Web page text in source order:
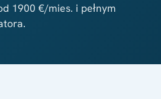
1900 €/mies. i pełnym